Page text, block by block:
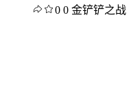
0 0 金铲铲之战